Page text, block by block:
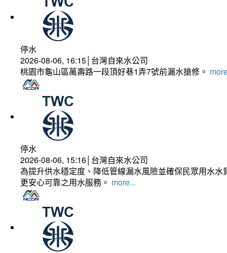
停水
2026-08-06, 16:15│台灣自來水公司
桃園市龜山區萬壽路一段頂好巷1弄7號前漏水搶修。
停水
2026-08-06, 15:16│台灣自來水公司
為提升供水穩定度、降低管線漏水風險並確保民眾用水
更安心可靠之用水服務。 more...